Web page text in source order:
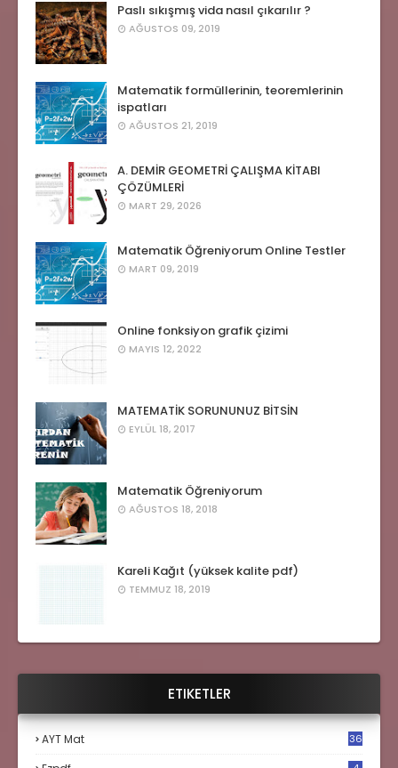
Paslı sıkışmış vida nasıl çıkarılır ?
AĞUSTOS 09, 2019
Matematik formüllerinin, teoremlerinin
ispatları
AĞUSTOS 21, 2019
A. DEMİR GEOMETRİ ÇALIŞMA KİTABI
ÇÖZÜMLERİ
MART 29, 2026
Matematik Öğreniyorum Online Testler
MART 09, 2019
Online fonksiyon grafik çizimi
MAYIS 12, 2022
MATEMATİK SORUNUNUZ BİTSİN
EYLÜL 18, 2017
Matematik Öğreniyorum
AĞUSTOS 18, 2018
Kareli Kağıt (yüksek kalite pdf)
TEMMUZ 18, 2019
ETIKETLER
AYT Mat 36